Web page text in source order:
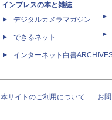
インプレスの本と雑誌
デジタルカメラマガジン
できるネット
インターネット白書
本サイトのご利用について お